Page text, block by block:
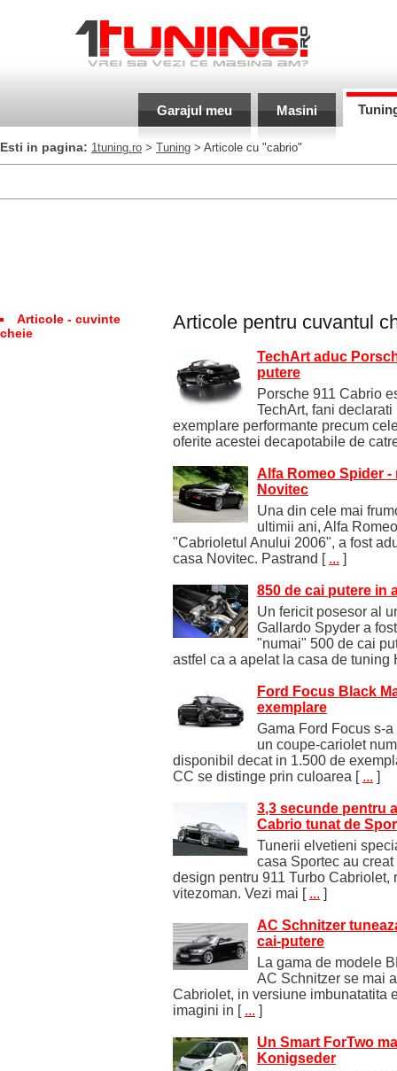
Garajul meu Masini
Esti in pagina: 1tuning.ro > Tuning > Articole cu "cabrio"
Articole - cuvinte
cheie
Articole pentru cuvantul
TechArt aduc
putere
Porsche 911 Cabrio
TechArt, fani
exemplare performante precum
oferite acestei decapotabile de
Alfa Romeo Spider
Novitec
Una din cele mai
ultimii ani, Alfa
"Cabrioletul Anului 2006", a fost
casa Novitec. Pastrand [ ... ]
850 de cai putere in
Un fericit posesor al
Gallardo Spyder a
"numai" 500 de cai
astfel ca a apelat la casa de tuning
Ford Focus Black
exemplare
Gama Ford Focus s-
un coupe-cariolet
disponibil decat in 1.500 de
CC se distinge prin culoarea [ ... ]
3,3 secunde pentru
Cabrio tunat de
Tunerii elvetieni
casa Sportec au
design pentru 911 Turbo
vitezoman. Vezi mai [ ... ]
AC Schnitzer
cai-putere
La gama de modele
AC Schnitzer se mai
Cabriolet, in versiune imbunatatita
imagini in [ ... ]
Un Smart ForTwo
Konigseder